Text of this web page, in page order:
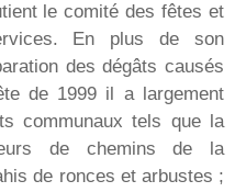
le comité des fêtes et
En plus de son
des dégâts causés
de 1999 il a largement
communaux tels que la
de chemins de la
de ronces et arbustes ;